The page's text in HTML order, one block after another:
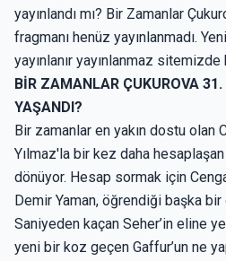
yayınlandı mı? Bir Zamanlar
fragmanı henüz yayınlanmadı.
yayınlanır yayınlanmaz
BİR ZAMANLAR ÇUKUROVA 31.
YAŞANDI?
Bir zamanlar en yakın dostu olan
Yılmaz'la bir kez daha hesaplaşan
dönüyor. Hesap sormak için
Demir Yaman, öğrendiği başka
Saniyeden kaçan Seher’in eline
yeni bir koz geçen Gaffur’un ne